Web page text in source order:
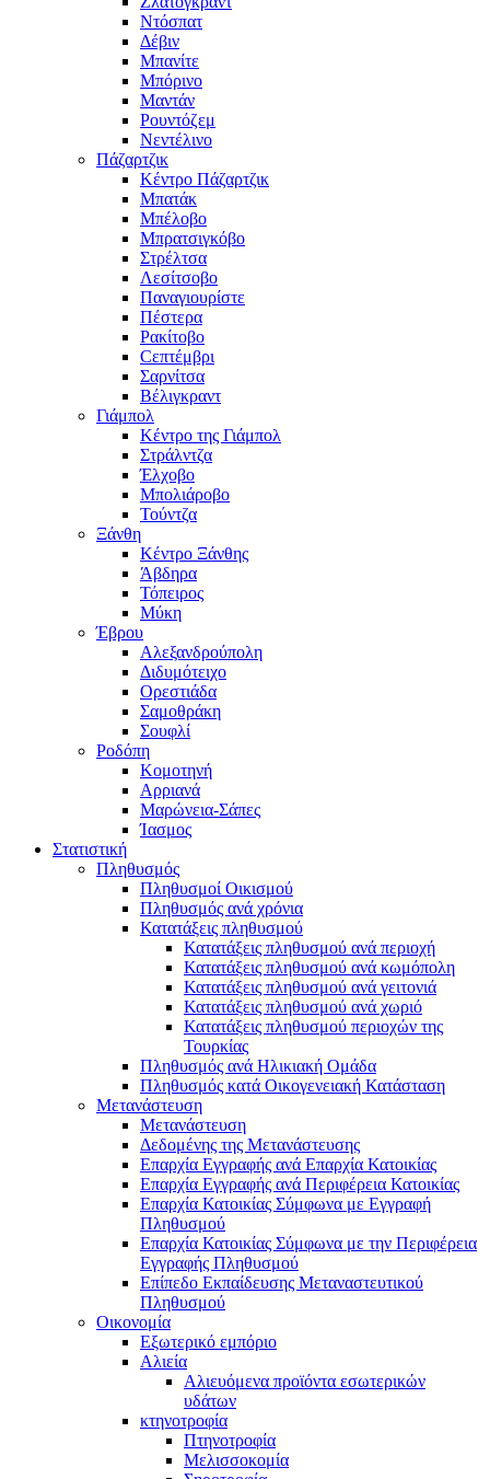
Ντόσπατ
Δέβιν
Μπανίτε
Μπόρινο
Μαντάν
Ρουντόζεμ
Νεντέλινο
Πάζαρτζικ
Κέντρο Πάζαρτζικ
Μπατάκ
Μπέλοβο
Μπρατσιγκόβο
Στρέλτσα
Λεσίτσοβο
Παναγιουρίστε
Πέστερα
Ρακίτοβο
Сεπτέμβρι
Σαρνίτσα
Βέλιγκραντ
Γιάμπολ
Κέντρο της Γιάμπολ
Στράλντζα
Έλχοβο
Μπολιάροβο
Τούντζα
Ξάνθη
Κέντρο Ξάνθης
Άβδηρα
Τόπειρος
Μύκη
Έβρου
Αλεξανδρούπολη
Διδυμότειχο
Ορεστιάδα
Σαμοθράκη
Σουφλί
Ροδόπη
Κομοτηνή
Αρριανά
Μαρώνεια-Σάπες
Ίασμος
Στατιστική
Πληθυσμός
Πληθυσμοί Οικισμού
Πληθυσμός ανά χρόνια
Κατατάξεις πληθυσμού
Κατατάξεις πληθυσμού ανά περιοχή
Κατατάξεις πληθυσμού ανά κωμόπολη
Κατατάξεις πληθυσμού ανά γειτονιά
Κατατάξεις πληθυσμού ανά χωριό
Κατατάξεις πληθυσμού περιοχών της
Τουρκίας
Πληθυσμός ανά Ηλικιακή Ομάδα
Πληθυσμός κατά Οικογενειακή Κατάσταση
Μετανάστευση
Μετανάστευση
Δεδομένης της Μετανάστευσης
Επαρχία Εγγραφής ανά Επαρχία Κατοικίας
Επαρχία Εγγραφής ανά Περιφέρεια Κατοικίας
Επαρχία Κατοικίας Σύμφωνα με Εγγραφή
Πληθυσμού
Επαρχία Κατοικίας Σύμφωνα με την Περιφέρεια
Εγγραφής Πληθυσμού
Επίπεδο Εκπαίδευσης Μεταναστευτικού
Πληθυσμού
Οικονομία
Εξωτερικό εμπόριο
Αλιεία
Αλιευόμενα προϊόντα εσωτερικών
υδάτων
κτηνοτροφία
Πτηνοτροφία
Μελισσοκομία